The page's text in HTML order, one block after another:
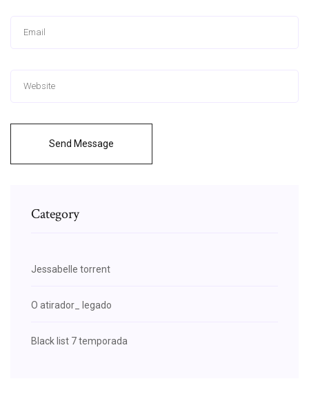
Send Message
Category
Jessabelle torrent
O atirador_ legado
Black list 7 temporada